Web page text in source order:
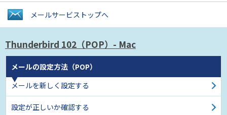
メールサービス トップへ
Thunderbird 102 （POP）- Mac
メールの設定方法（POP）
メールを新しく設定する
設定が正しいか確認する